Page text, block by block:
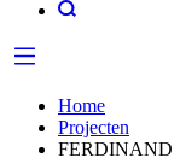
Home
Projecten